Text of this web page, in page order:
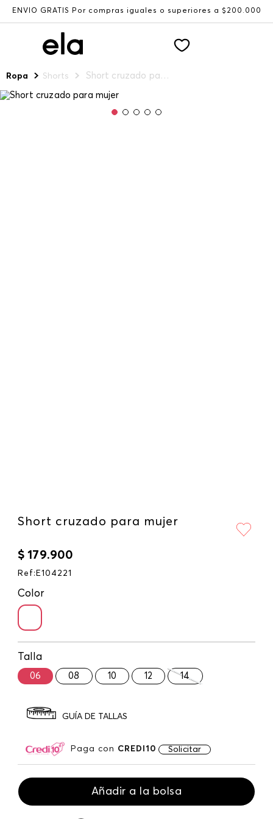
ENVÍO GRATIS Por compras iguales o superiores a $200.000
Ropa Shorts Short cruzado para mujer
Short cruzado para mujer
$ 179.900
Ref : E104221
Color
Talla
06 08 10 12 14
GUÍA DE TALLAS
Paga con CREDI10 Solicitar
Añadir a la bolsa